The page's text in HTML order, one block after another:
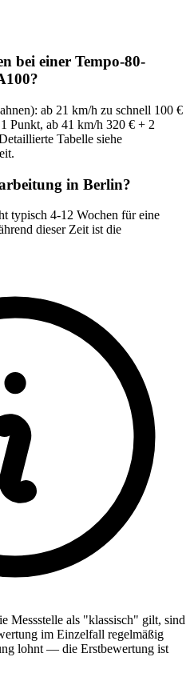
bei einer Tempo-80-
ab 21 km/h zu schnell 100 €
Punkt, ab 41 km/h 320 € + 2
Tabelle siehe
in Berlin?
typisch 4-12 Wochen für eine
dieser Zeit ist die
Messstelle als "klassisch" gilt, sind
im Einzelfall regelmäßig
lohnt — die Erstbewertung ist